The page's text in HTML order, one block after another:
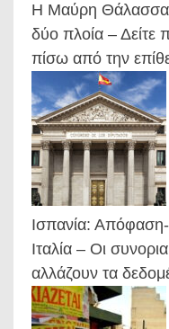
Η Μαύρη Θάλασσα
δύο πλοία – Δείτε
πίσω από την
Ισπανία: Απόφαση-
Ιταλία – Οι
αλλάζουν τα